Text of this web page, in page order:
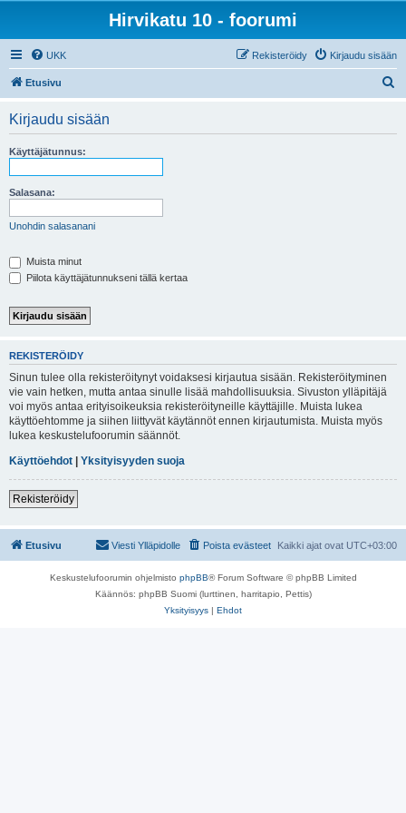
Hirvikatu 10 - foorumi
UKK Kirjaudu sisään
Rekisteröidy
Etusivu
Kirjaudu sisään
Käyttäjätunnus:
Salasana:
Unohdin salasanani
Muista minut
Piilota käyttäjätunnukseni tällä kertaa
REKISTERÖIDY
Sinun tulee olla rekisteröitynyt voidaksesi kirjautua sisään. Rekisteröityminen
vie vain hetken, mutta antaa sinulle lisää mahdollisuuksia. Sivuston ylläpitäjä
voi myös antaa erityisoikeuksia rekisteröityneille käyttäjille. Muista lukea
käyttöehtomme ja siihen liittyvät käytännöt ennen kirjautumista. Muista myös
lukea keskustelufoorumin säännöt.
Käyttöehdot | Yksityisyyden suoja
Rekisteröidy
Etusivu Kaikki ajat ovat UTC+03:00
Poista evästeet
Viesti Ylläpidolle
Keskustelufoorumin ohjelmisto phpBB® Forum Software © phpBB Limited
Käännös: phpBB Suomi (lurttinen, harritapio, Pettis)
Yksityisyys | Ehdot